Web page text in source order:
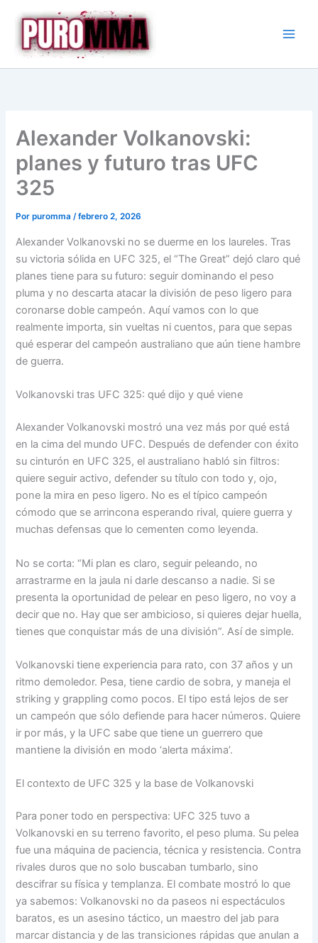
contenido
Alexander Volkanovski:
planes y futuro tras UFC
325
Porpuromma/febrero 2, 2026
Alexander Volkanovski no se duerme en los laureles. Tras
su victoria sólida en UFC 325, el “The Great” dejó claro qué
planes tiene para su futuro: seguir dominando el peso
pluma y no descarta atacar la división de peso ligero para
coronarse doble campeón. Aquí vamos con lo que
realmente importa, sin vueltas ni cuentos, para que sepas
qué esperar del campeón australiano que aún tiene hambre
de guerra.
Volkanovski tras UFC 325: qué dijo y qué viene
Alexander Volkanovski mostró una vez más por qué está
en la cima del mundo UFC. Después de defender con éxito
su cinturón en UFC 325, el australiano habló sin filtros:
quiere seguir activo, defender su título con todo y, ojo,
pone la mira en peso ligero. No es el típico campeón
cómodo que se arrincona esperando rival, quiere guerra y
muchas defensas que lo cementen como leyenda.
No se corta: “Mi plan es claro, seguir peleando, no
arrastrarme en la jaula ni darle descanso a nadie. Si se
presenta la oportunidad de pelear en peso ligero, no voy a
decir que no. Hay que ser ambicioso, si quieres dejar huella,
tienes que conquistar más de una división”. Así de simple.
Volkanovski tiene experiencia para rato, con 37 años y un
ritmo demoledor. Pesa, tiene cardio de sobra, y maneja el
striking y grappling como pocos. El tipo está lejos de ser
un campeón que sólo defiende para hacer números. Quiere
ir por más, y la UFC sabe que tiene un guerrero que
mantiene la división en modo ‘alerta máxima’.
El contexto de UFC 325 y la base de Volkanovski
Para poner todo en perspectiva: UFC 325 tuvo a
Volkanovski en su terreno favorito, el peso pluma. Su pelea
fue una máquina de paciencia, técnica y resistencia. Contra
rivales duros que no solo buscaban tumbarlo, sino
descifrar su física y templanza. El combate mostró lo que
ya sabemos: Volkanovski no da paseos ni espectáculos
baratos, es un asesino táctico, un maestro del jab para
marcar distancia y de las transiciones rápidas que anulan a